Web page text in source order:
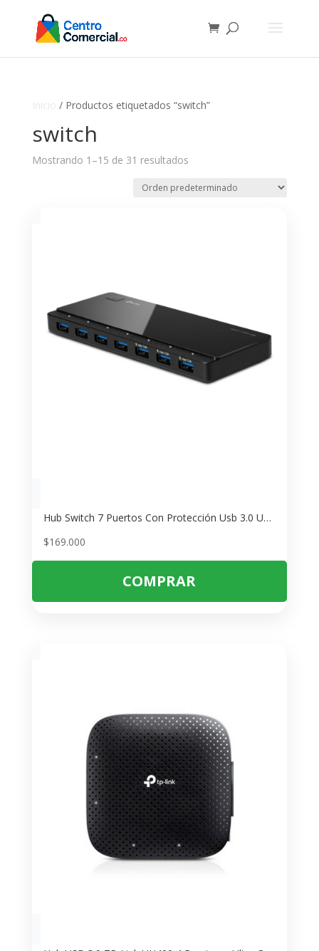
/ Productos etiquetados “switch”
switch
Mostrando 1–15 de 31 resultados
Hub Switch 7 Puertos Con Protección Usb 3.0 Uh700 Tp-link
$169.000
COMPRAR